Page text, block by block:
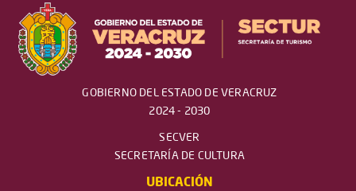
GOBIERNO DEL ESTADO DE VERACRUZ
2024 - 2030
SECVER
SECRETARÍA DE CULTURA
UBICACIÓN